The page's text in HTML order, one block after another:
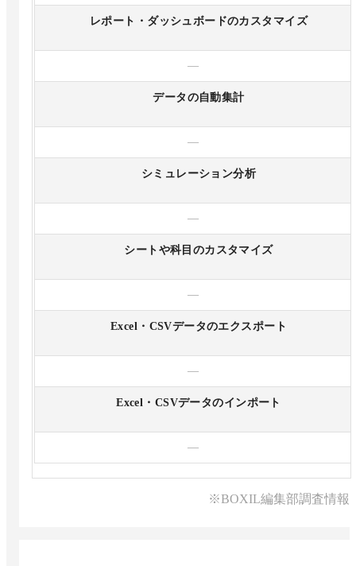
レポート・ダッシュボードのカスタマイズ
—
データの自動集計
—
シミュレーション分析
—
シートや科目のカスタマイズ
—
Excel・CSVデータのエクスポート
—
Excel・CSVデータのインポート
—
※BOXIL編集部調査情報